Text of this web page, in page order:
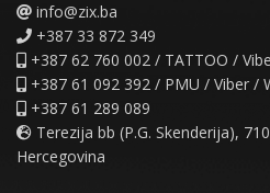
info@zix.ba
+387 33 872 349
+387 62 760 002 / TATTOO /
+387 61 092 392 / PMU / Viber /
+387 61 289 089
Terezija bb (P.G. Skenderija),
Hercegovina